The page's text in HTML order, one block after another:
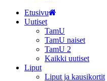
Etusivu
Uutiset
TamU
TamU naiset
TamU 2
Kaikki uutiset
Liput
Liput ja kausikortit